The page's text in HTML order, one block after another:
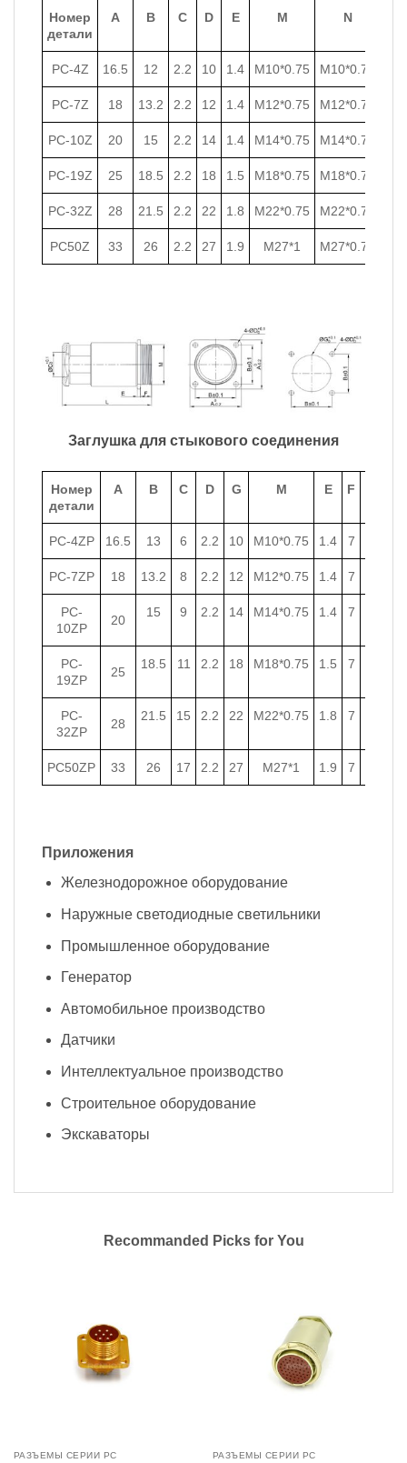
Номер
детали
A B C D E M N
PC-4Z 16.5 12 2.2 10 1.4 M10*0.75 M10*0.75
PC-7Z 18 13.2 2.2 12 1.4 M12*0.75 M12*0.75
PC-10Z 20 15 2.2 14 1.4 M14*0.75 M14*0.75
PC-19Z 25 18.5 2.2 18 1.5 M18*0.75 M18*0.75
PC-32Z 28 21.5 2.2 22 1.8 M22*0.75 M22*0.75
PC50Z 33 26 2.2 27 1.9 M27*1 M27*0.75
Заглушка для стыкового соединения
Номер
детали
A B C D G M E F
PC-4ZP 16.5 13 6 2.2 10 M10*0.75 1.4 7
PC-7ZP 18 13.2 8 2.2 12 M12*0.75 1.4 7
PC-
10ZP
20
15 9 2.2 14 M14*0.75 1.4 7
PC-
19ZP
25
18.5 11 2.2 18 M18*0.75 1.5 7
PC-
32ZP
28
21.5 15 2.2 22 M22*0.75 1.8 7
PC50ZP 33 26 17 2.2 27 M27*1 1.9 7
Приложения
Железнодорожное оборудование
Наружные светодиодные светильники
Промышленное оборудование
Генератор
Автомобильное производство
Датчики
Интеллектуальное производство
Строительное оборудование
Экскаваторы
Recommanded Picks for You
РАЗЪЕМЫ СЕРИИ PC РАЗЪЕМЫ СЕРИИ PC